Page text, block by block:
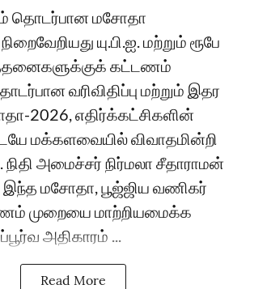
தொடர்பான மசோதா
யு.பி.ஐ. மற்றும் ரூபே
கட்டணம்
வரிவிதிப்பு மற்றும் இதர
2026, எதிர்க்கட்சிகளின்
மக்களவையில் விவாதமின்றி
நிதி அமைச்சர் நிர்மலா சீதாராமன்
மசோதா, பூஜ்ஜிய வணிகர்
முறையை மாற்றியமைக்க
அதிகாரம் ...
Read More